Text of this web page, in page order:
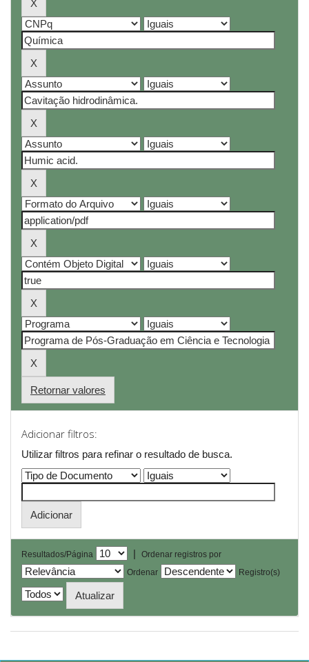
Retornar valores
Adicionar filtros:
Utilizar filtros para refinar o resultado de busca.
Resultados/Página |
Ordenar registros por
Ordenar
Registro(s)